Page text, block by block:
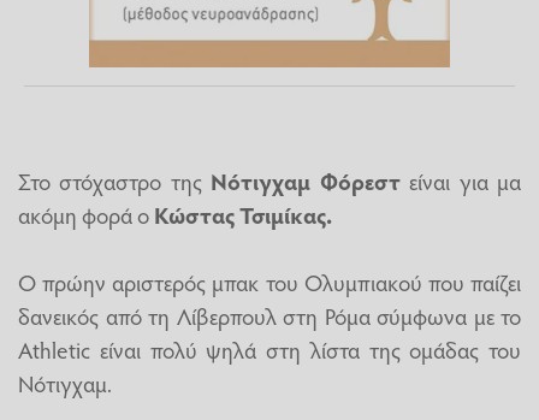
Στο στόχαστρο της Νότιγχαμ Φόρεστείναι για μα
ακόμη φορά οΚώστας Τσιμίκας.
Ο πρώην αριστερός μπακ του Ολυμπιακού που παίζει
δανεικός από τη Λίβερπουλ στη Ρόμα σύμφωνα με το
Athletic είναι πολύ ψηλά στη λίστα της ομάδας του
Νότιγχαμ.